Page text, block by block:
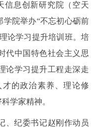
信息创新研究院（空天
学院举办“不忘初心砺前
论学习提升培训班。培
代中国特色社会主义思
论学习提升工程走深走
的政治素养、理论修
学家精神。
、纪委书记赵刚作动员